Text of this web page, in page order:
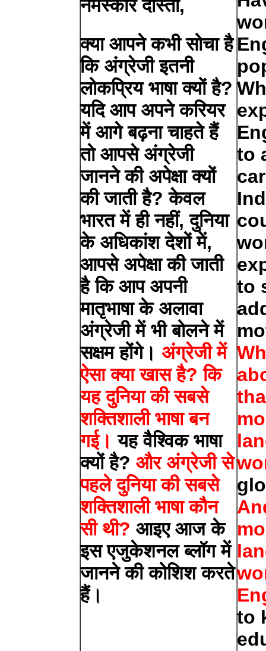
नमस्कार दोस्तों,
क्या आपने कभी सोचा है
कि अंग्रेजी इतनी
लोकप्रिय भाषा क्यों है?
यदि आप अपने करियर
में आगे बढ़ना चाहते हैं
तो आपसे अंग्रेजी
जानने की अपेक्षा क्यों
की जाती है? केवल
भारत में ही नहीं, दुनिया
के अधिकांश देशों में,
आपसे अपेक्षा की जाती
है कि आप अपनी
मातृभाषा के अलावा
अंग्रेजी में भी बोलने में
सक्षम होंगे। अंग्रेजी में
ऐसा क्या खास है? कि
यह दुनिया की सबसे
शक्तिशाली भाषा बन
गई। यह वैश्विक भाषा
क्यों है?और अंग्रेजी से
पहले दुनिया की सबसे
शक्तिशाली भाषा कौन
सी थी? आइए आज के
इस एजुकेशनल ब्लॉग में
जानने की कोशिश करते
हैं।
to
to
to